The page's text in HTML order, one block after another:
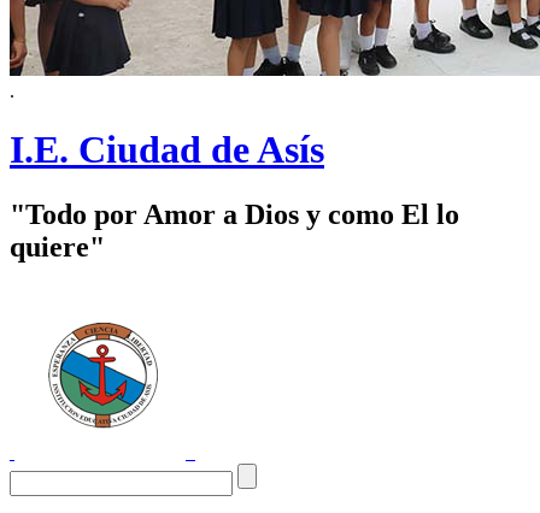
.
I.E. Ciudad de Asís
"Todo por Amor a Dios y como El lo
quiere"